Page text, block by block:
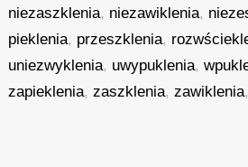
niezaszklenia, niezawiklenia,
pieklenia, przeszklenia,
uniezwyklenia, uwypuklenia,
zapieklenia,zaszklenia,zawiklenia